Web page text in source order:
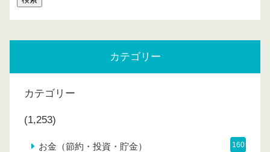
カテゴリー
カテゴリー
(1,253)
お金（節約・投資・貯金） 160